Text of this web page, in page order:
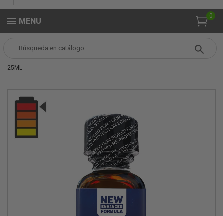
0
MENU
POPPERS GRANDES
GHOST ULTRA STRONG
25ML